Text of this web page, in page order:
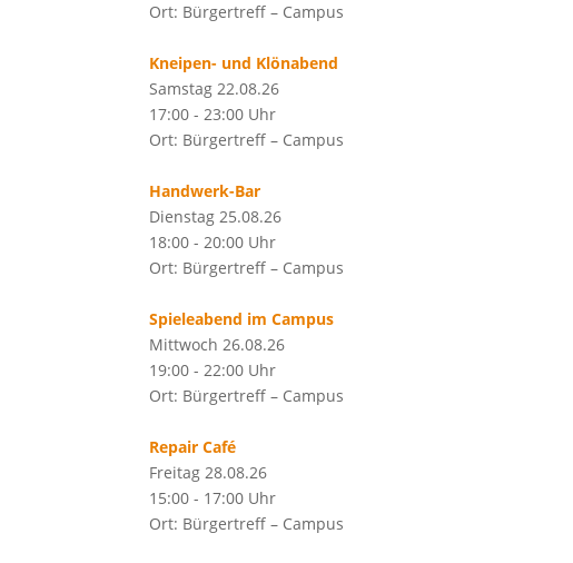
Ort: Bürgertreff – Campus
Kneipen- und Klönabend
Samstag 22.08.26
17:00 - 23:00 Uhr
Ort: Bürgertreff – Campus
Handwerk-Bar
Dienstag 25.08.26
18:00 - 20:00 Uhr
Ort: Bürgertreff – Campus
Spieleabend im Campus
Mittwoch 26.08.26
19:00 - 22:00 Uhr
Ort: Bürgertreff – Campus
Repair Café
Freitag 28.08.26
15:00 - 17:00 Uhr
Ort: Bürgertreff – Campus